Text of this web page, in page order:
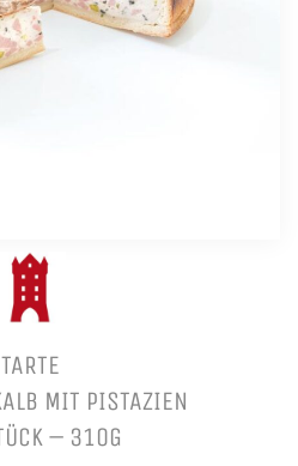
TARTE
MIT PISTAZIEN
– 310G